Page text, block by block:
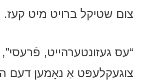
צום שטיקל ברויט מיט קעז.
“עס געזונטערהייט,
צוגעקלעפּט אַ נאָמען דעם